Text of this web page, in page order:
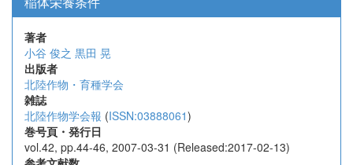
著者
小谷 俊之 黒田 晃
出版者
北陸作物・育種学会
雑誌
北陸作物学会報 (ISSN:03888061)
巻号頁・発行日
vol.42, pp.44-46, 2007-03-31 (Released:2017-02-13)